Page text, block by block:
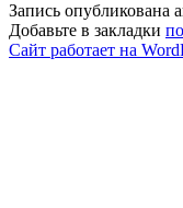
Запись опубликована
Добавьте в закладки
Сайт работает на